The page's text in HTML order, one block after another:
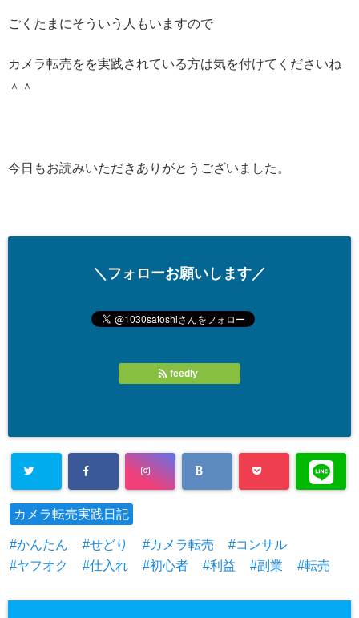
ごくたまにそういう人もいますので
カメラ転売をを実践されている方は気を付けてくださいね
＾＾
今日もお読みいただきありがとうございました。
＼フォローお願いします／
feedly
カメラ転売実践日記
かんたん せどり カメラ転売
コンサル
ヤフオク
仕入れ 初心者 利益 副業 転売